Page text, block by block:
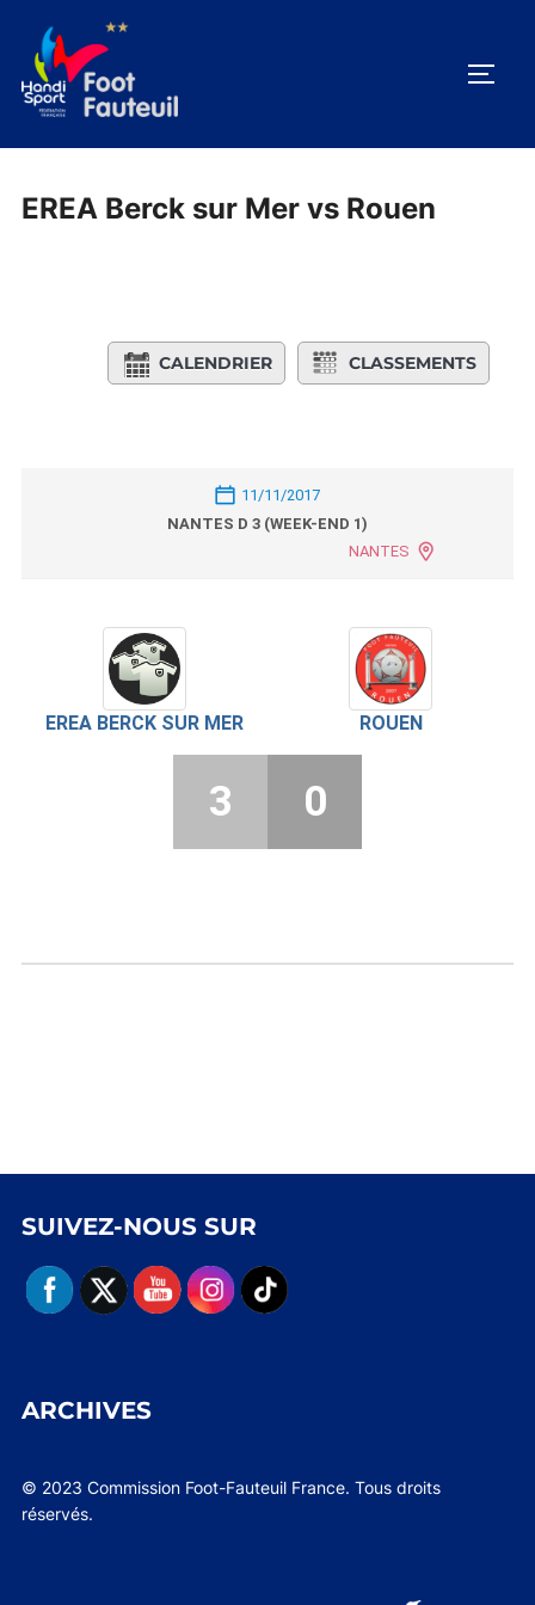
contenu
EREA Berck sur Mer vs Rouen
CALENDRIER CLASSEMENTS
11/11/2017
NANTES D 3 (WEEK-END 1)
NANTES
EREA BERCK SUR MER ROUEN
3 0
SUIVEZ-NOUS SUR
ARCHIVES
© 2023 Commission Foot-Fauteuil France. Tous droits
réservés.